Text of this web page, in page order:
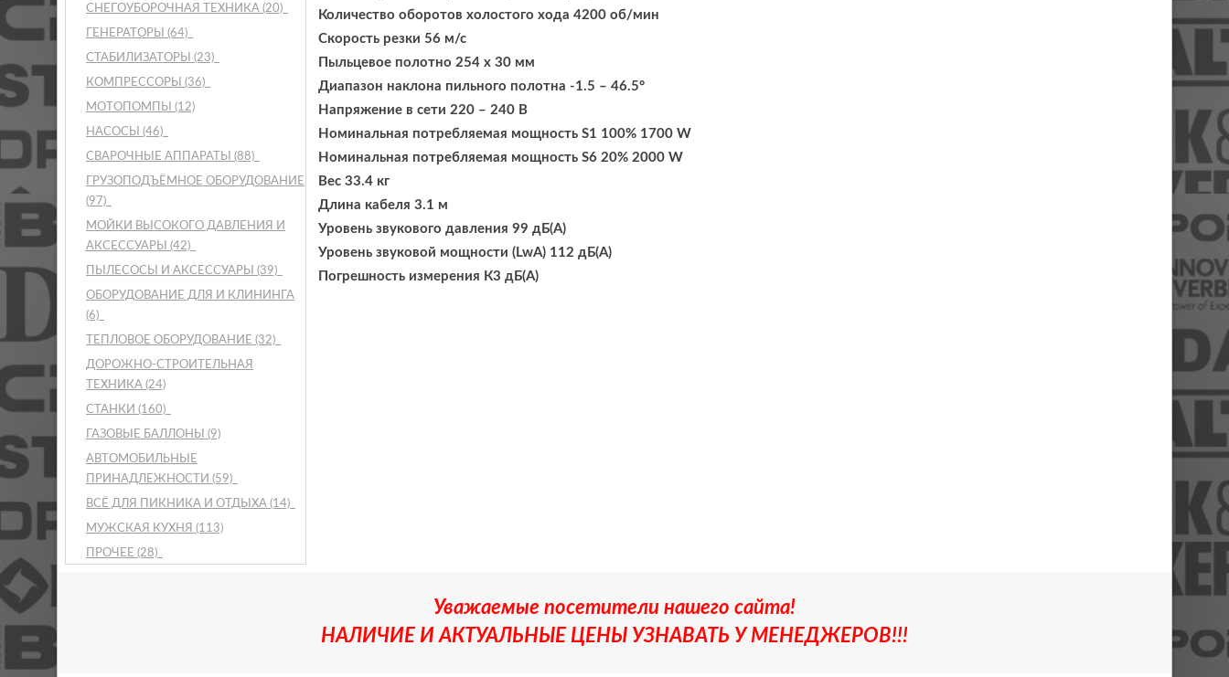
СНЕГОУБОРОЧНАЯ ТЕХНИКА (20)
ГЕНЕРАТОРЫ (64)
СТАБИЛИЗАТОРЫ (23)
КОМПРЕССОРЫ (36)
МОТОПОМПЫ (12)
НАСОСЫ (46)
СВАРОЧНЫЕ АППАРАТЫ (88)
ГРУЗОПОДЪЁМНОЕ ОБОРУДОВАНИЕ
(97)
МОЙКИ ВЫСОКОГО ДАВЛЕНИЯ И
АКСЕССУАРЫ (42)
ПЫЛЕСОСЫ И АКСЕССУАРЫ (39)
ОБОРУДОВАНИЕ ДЛЯ И КЛИНИНГА
(6)
ТЕПЛОВОЕ ОБОРУДОВАНИЕ (32)
ДОРОЖНО-СТРОИТЕЛЬНАЯ
ТЕХНИКА (24)
СТАНКИ (160)
ГАЗОВЫЕ БАЛЛОНЫ (9)
АВТОМОБИЛЬНЫЕ
ПРИНАДЛЕЖНОСТИ (59)
ВСЁ ДЛЯ ПИКНИКА И ОТДЫХА (14)
МУЖСКАЯ КУХНЯ (113)
ПРОЧЕЕ (28)
Количество оборотов холостого хода 4200 об/мин
Скорость резки 56 м/с
Пыльцевое полотно 254 x 30 мм
Диапазон наклона пильного полотна -1.5 – 46.5°
Напряжение в сети 220 – 240 В
Номинальная потребляемая мощность S1 100% 1700 W
Номинальная потребляемая мощность S6 20% 2000 W
Вес 33.4 кг
Длина кабеля 3.1 м
Уровень звукового давления 99 дБ(A)
Уровень звуковой мощности (LwA) 112 дБ(A)
Погрешность измерения К3 дБ(A)
Уважаемые посетители нашего сайта!
НАЛИЧИЕ И АКТУАЛЬНЫЕ ЦЕНЫ УЗНАВАТЬ У МЕНЕДЖЕРОВ!!!